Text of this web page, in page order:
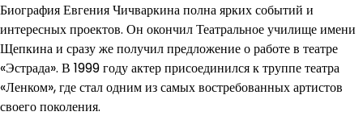
Биография Евгения Чичваркина полна ярких событий и
интересных проектов. Он окончил Театральное училище имени
Щепкина и сразу же получил предложение о работе в театре
«Эстрада». В 1999 году актер присоединился к труппе театра
«Ленком», где стал одним из самых востребованных артистов
своего поколения.